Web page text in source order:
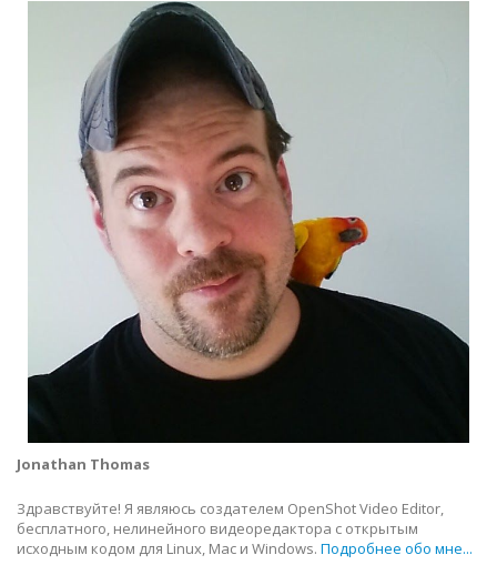
Jonathan Thomas
Здравствуйте! Я являюсь создателем OpenShot Video Editor,
бесплатного, нелинейного видеоредактора с открытым
исходным кодом для Linux, Mac и Windows. Подробнее обо мне...